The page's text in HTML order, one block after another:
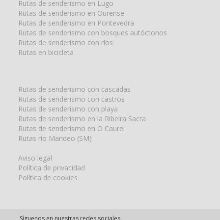
Rutas de senderismo en Lugo
Rutas de senderismo en Ourense
Rutas de senderismo en Pontevedra
Rutas de senderismo con bosques autóctonos
Rutas de senderismo con ríos
Rutas en bicicleta
Rutas de senderismo con cascadas
Rutas de senderismo con castros
Rutas de senderismo con playa
Rutas de senderismo en la Ribeira Sacra
Rutas de senderismo en O Caurel
Rutas río Mandeo (SM)
Aviso legal
Política de privacidad
Política de cookies